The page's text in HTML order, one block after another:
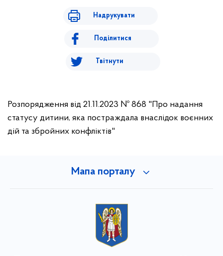
Надрукувати
Поділитися
Твітнути
Розпорядження від 21.11.2023 № 868 "Про надання
статусу дитини, яка постраждала внаслідок воєнних
дій та збройних конфліктів"
Мапа порталу